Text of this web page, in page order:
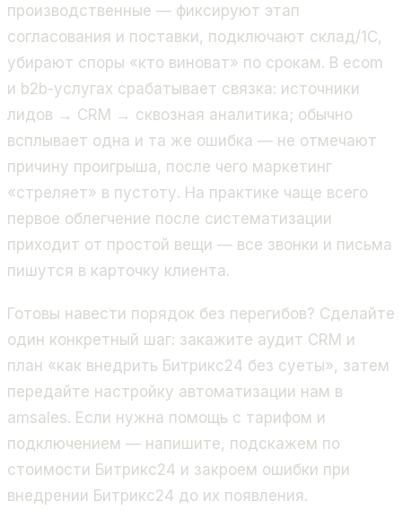
производственные — фиксируют этап
согласования и поставки, подключают склад/1С,
убирают споры «кто виноват» по срокам. В ecom
и b2b-услугах срабатывает связка: источники
лидов → CRM → сквозная аналитика; обычно
всплывает одна и та же ошибка — не отмечают
причину проигрыша, после чего маркетинг
«стреляет» в пустоту. На практике чаще всего
первое облегчение после систематизации
приходит от простой вещи — все звонки и письма
пишутся в карточку клиента.
Готовы навести порядок без перегибов? Сделайте
один конкретный шаг: закажите аудит CRM и
план «как внедрить Битрикс24 без суеты», затем
передайте настройку автоматизации нам в
amsales. Если нужна помощь с тарифом и
подключением — напишите, подскажем по
стоимости Битрикс24 и закроем ошибки при
внедрении Битрикс24 до их появления.